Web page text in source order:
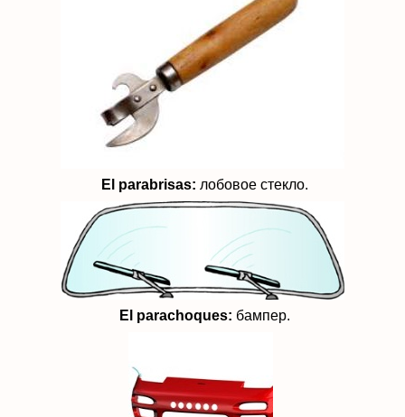
El parabrisas: лобовое стекло.
El parachoques: бампер.